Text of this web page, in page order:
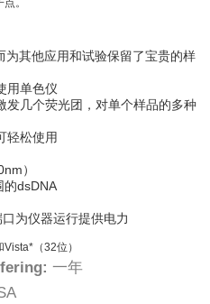
其他应用和试验保留了宝贵的样
用单色仪
发几个荧光团，对单个样品的多种
轻松使用
）
的dsDNA
为仪器运行提供电力
（32位）
一年